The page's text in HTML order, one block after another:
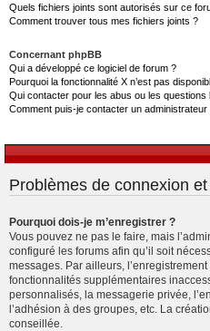
Quels fichiers joints sont autorisés sur ce
Comment trouver tous mes fichiers joints ?
Concernant phpBB
Qui a développé ce logiciel de forum ?
Pourquoi la fonctionnalité X n’est pas
Qui contacter pour les abus ou les
Comment puis-je contacter un administrateur
Problèmes de connexion
Pourquoi dois-je m’enregistrer ?
Vous pouvez ne pas le faire, mais
configuré les forums afin qu’il soit
messages. Par ailleurs,
fonctionnalités supplémentaires
personnalisés, la messagerie privée,
l’adhésion à des groupes, etc. La
conseillée.